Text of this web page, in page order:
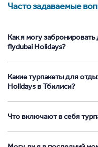
Часто задаваемые
Как я могу
flydubai Holidays?
Какие турпакеты для
Holidays в Тбилиси?
Что включают в себя